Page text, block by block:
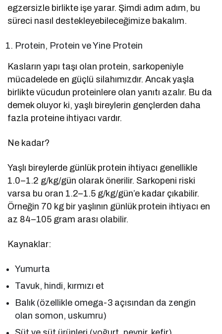
egzersizle birlikte işe yarar. Şimdi adım adım, bu
süreci nasıl destekleyebileceğimize bakalım.
Protein, Protein ve Yine Protein
Kasların yapı taşı olan protein, sarkopeniyle
mücadelede en güçlü silahımızdır. Ancak yaşla
birlikte vücudun proteinlere olan yanıtı azalır. Bu da
demek oluyor ki, yaşlı bireylerin gençlerden daha
fazla proteine ihtiyacı vardır.
Ne kadar?
Yaşlı bireylerde günlük protein ihtiyacı genellikle
1.0–1.2 g/kg/gün olarak önerilir. Sarkopeni riski
varsa bu oran 1.2–1.5 g/kg/gün’e kadar çıkabilir.
Örneğin 70 kg bir yaşlının günlük protein ihtiyacı en
az 84–105 gram arası olabilir.
Kaynaklar:
Yumurta
Tavuk, hindi, kırmızı et
Balık (özellikle omega-3 açısından da zengin
olan somon, uskumru)